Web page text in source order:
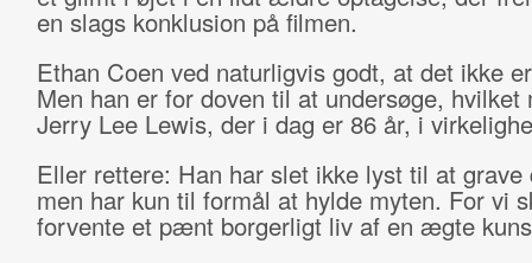
en slags konklusion på filmen.
Ethan Coen ved naturligvis godt, at det ikke
Men han er for doven til at undersøge, hvilket
Jerry Lee Lewis, der i dag er 86 år, i
Eller rettere: Han har slet ikke lyst til at grave
men har kun til formål at hylde myten. For vi
forvente et pænt borgerligt liv af en ægte